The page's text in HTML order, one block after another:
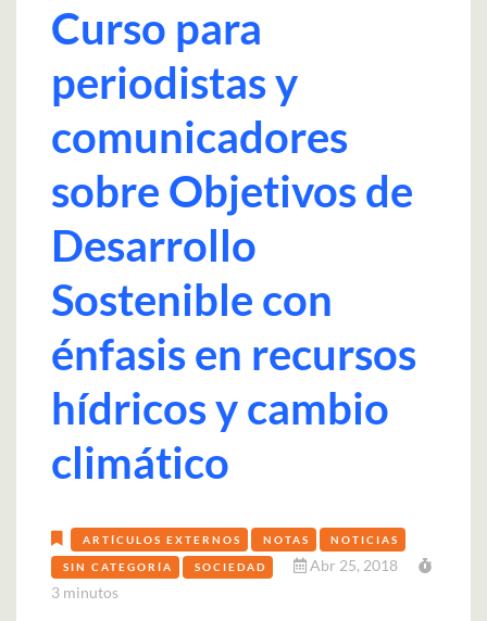
Curso para
periodistas y
comunicadores
sobre Objetivos de
Desarrollo
Sostenible con
énfasis en recursos
hídricos y cambio
climático
ARTÍCULOS EXTERNOS NOTAS NOTICIAS
SIN CATEGORÍA SOCIEDAD
Abr 25, 2018
3 minutos